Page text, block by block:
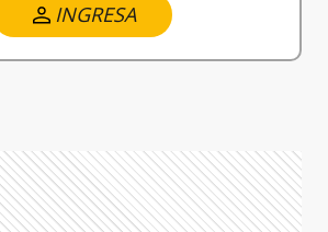
INGRESA